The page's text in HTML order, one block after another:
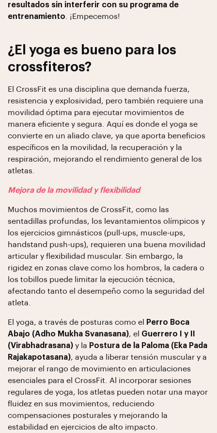
resultados sin interferir con su programa de
entrenamiento . ¡Empecemos!
¿El yoga es bueno para los
crossfiteros?
El CrossFit es una disciplina que demanda fuerza,
resistencia y explosividad, pero también requiere una
movilidad óptima para ejecutar movimientos de
manera eficiente y segura. Aquí es donde el yoga se
convierte en un aliado clave, ya que aporta beneficios
específicos en la movilidad, la recuperación y la
respiración, mejorando el rendimiento general de los
atletas.
Mejora de la movilidad y flexibilidad
Muchos movimientos de CrossFit, como las
sentadillas profundas, los levantamientos olímpicos y
los ejercicios gimnásticos (pull-ups, muscle-ups,
handstand push-ups), requieren una buena movilidad
articular y flexibilidad muscular. Sin embargo, la
rigidez en zonas clave como los hombros, la cadera o
los tobillos puede limitar la ejecución técnica,
afectando tanto el desempeño como la seguridad del
atleta.
El yoga, a través de posturas como el
Perro Boca
Abajo (Adho Mukha Svanasana), el Guerrero I y II
(Virabhadrasana) y la Postura de la Paloma (Eka Pada
Rajakapotasana), ayuda a liberar tensión muscular y a
mejorar el rango de movimiento en articulaciones
esenciales para el CrossFit. Al incorporar sesiones
regulares de yoga, los atletas pueden notar una mayor
fluidez en sus movimientos, reduciendo
compensaciones posturales y mejorando la
estabilidad en ejercicios de alto impacto.